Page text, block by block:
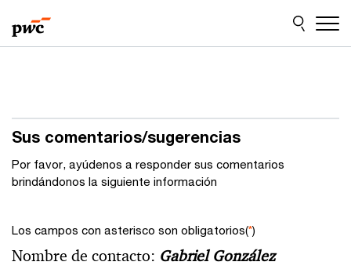
to
content
to
footer
Sus comentarios/sugerencias
Por favor, ayúdenos a responder sus comentarios
brindándonos la siguiente información
Los campos con asterisco son obligatorios(*)
Nombre de contacto: Gabriel González